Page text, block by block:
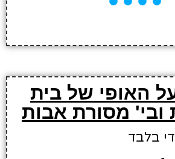
האופי של בית
מסורת אבות
בלבד